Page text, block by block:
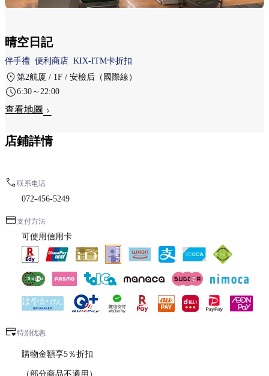
晴空日記
伴手禮 便利商店 KIX-ITM卡折扣
第2航厦 / 1F / 安檢后（國際線）
6:30～22:00
查看地圖
店鋪詳情
联系电话
072-456-5249
支付方法
可使用信用卡
特别优惠
購物金額享5％折扣
（部分商品不適用）